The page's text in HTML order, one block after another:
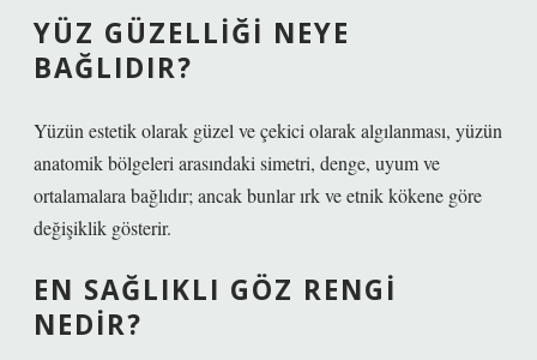
YÜZ GÜZELLIĞI NEYE
BAĞLIDIR?
Yüzün estetik olarak güzel ve çekici olarak algılanması, yüzün
anatomik bölgeleri arasındaki simetri, denge, uyum ve
ortalamalara bağlıdır; ancak bunlar ırk ve etnik kökene göre
değişiklik gösterir.
EN SAĞLIKLI GÖZ RENGI
NEDIR?